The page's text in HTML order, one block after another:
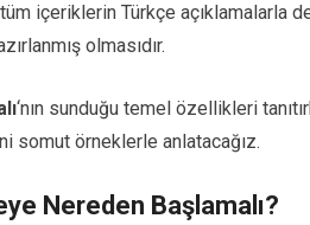
içeriklerin Türkçe açıklamalarla
olmasıdır.
‘nın sunduğu temel özellikleri
somut örneklerle anlatacağız.
Nereden Başlamalı?